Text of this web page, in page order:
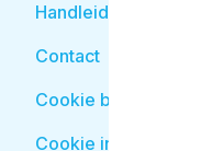
Handleiding Tandarts
Contact
Cookie beleid
Cookie instellingen